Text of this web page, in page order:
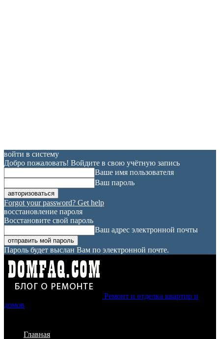
войти в систему
Добро пожаловать! Войдите в свою учётную запись
Ваше имя пользователя
Ваш пароль
Forgot your password? Get help
восстановление пароля
Восстановите свой пароль
Ваш адрес электронной почты
Пароль будет выслан Вам по электронной почте.
Ремонт и отделка квартир и
домов
Главная